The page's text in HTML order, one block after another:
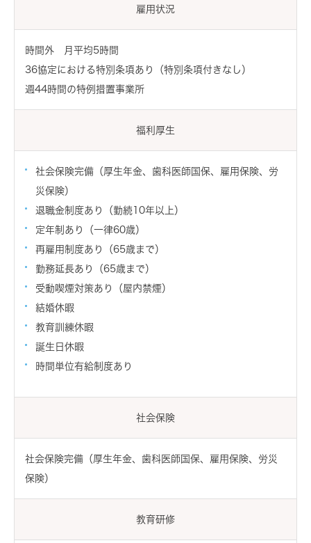
雇用状況
時間外 月平均5時間
36協定における特別条項あり（特別条項付きなし）
週44時間の特例措置事業所
福利厚生
社会保険完備（厚生年金、歯科医師国保、雇用保険、労
災保険）
退職金制度あり（勤続10年以上）
定年制あり（一律60歳）
再雇用制度あり（65歳まで）
勤務延長あり（65歳まで）
受動喫煙対策あり（屋内禁煙）
結婚休暇
教育訓練休暇
誕生日休暇
時間単位有給制度あり
社会保険
社会保険完備（厚生年金、歯科医師国保、雇用保険、労災
保険）
教育研修